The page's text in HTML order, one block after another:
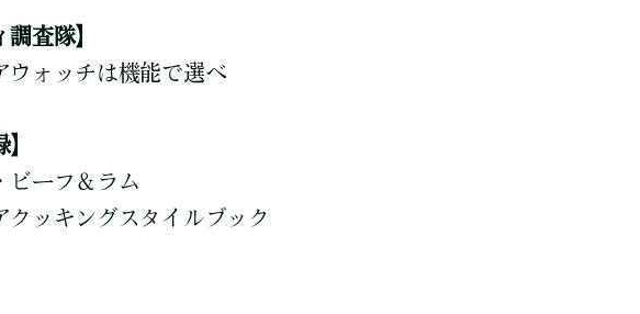
調査隊】
ウォッチは機能で選べ
ビーフ＆ラム
クッキングスタイルブック